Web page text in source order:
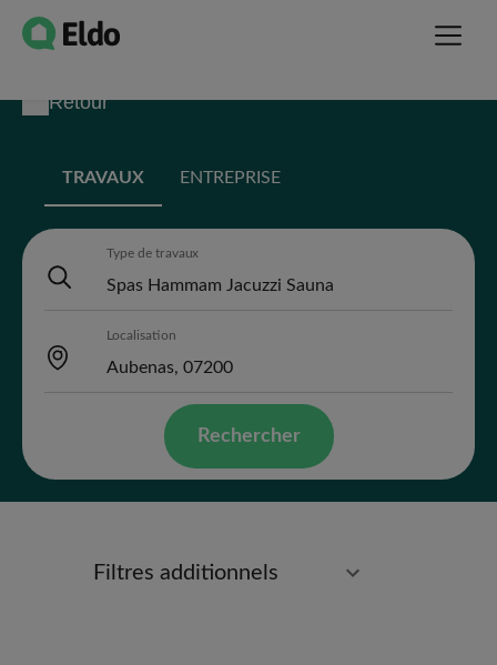
Retour
TRAVAUX ENTREPRISE
Type de travaux
Localisation
Rechercher
Filtres additionnels